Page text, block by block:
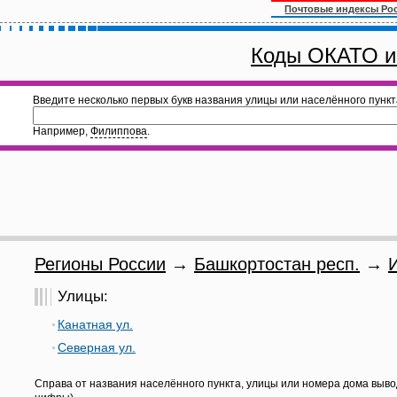
Почтовые индексы
Коды ОКАТО
Введите несколько первых букв названия улицы или населённого
Например, Филиппова.
Регионы России → Башкортостан респ. →
Улицы:
Канатная ул.
Северная ул.
Справа от названия населённого пункта, улицы или номера дома